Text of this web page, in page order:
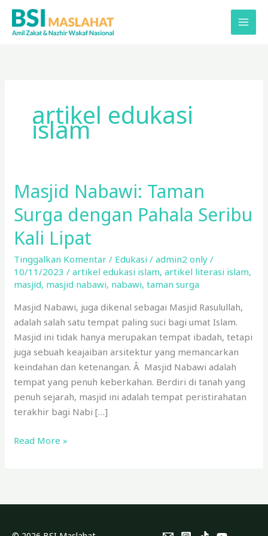
Lewati
konten
artikel edukasi
islam
Masjid Nabawi: Taman
Surga dengan Pahala Seribu
Kali Lipat
Tinggalkan Komentar / Edukasi /admin2 only/
10/11/2023/artikel edukasi islam,artikel literasi islam,
masjid, masjid nabawi, nabawi,taman surga
Masjid Nabawi, juga dikenal sebagai Masjid Rasulullah,
adalah salah satu tempat paling suci bagi umat Islam.
Masjid ini tidak hanya merupakan tempat ibadah, tetapi
juga sebuah keajaiban arsitektur yang memancarkan
keindahan dan ketenangan. Â Masjid Nabawi adalah
tempat yang penuh keberkahan. Berdiri di tanah yang
penuh sejarah, masjid ini adalah tempat peristirahatan
terakhir bagi Nabi […]
Masjid
Nabawi:
Taman
Surga
dengan
Pahala
Seribu
Kali
Lipat
Read More »